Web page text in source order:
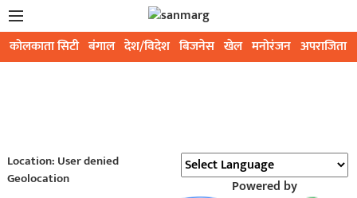
कोलकाता सिटी बंगाल देश/विदेश बिजनेस खेल मनोरंजन अपराजिता
Location: User denied
Geolocation
Powered by